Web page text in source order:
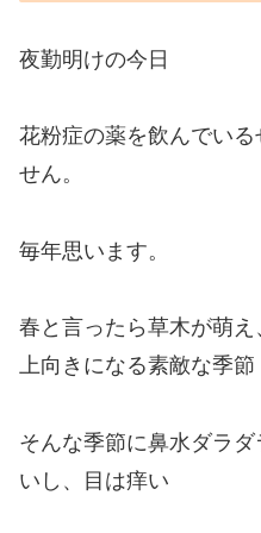
夜勤明けの今日
花粉症の薬を飲んでい
せん。
毎年思います。
春と言ったら草木が萌
上向きになる素敵な季節
そんな季節に鼻水ダラ
いし、目は痒い